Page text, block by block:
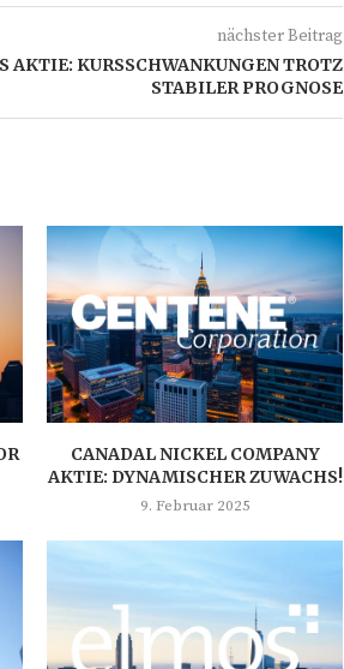
nächster Beitrag
AKTIE: KURSSCHWANKUNGEN TROTZ
STABILER PROGNOSE
CANADAL NICKEL COMPANY
AKTIE: DYNAMISCHER ZUWACHS!
9. Februar 2025